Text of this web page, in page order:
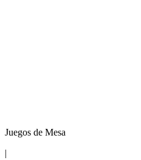
Juegos de Mesa
|